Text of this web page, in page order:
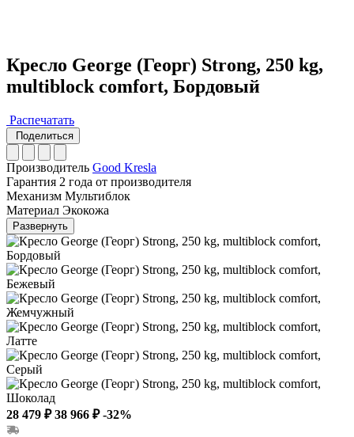
Кресло George (Георг) Strong, 250 kg,
multiblock comfort, Бордовый
Распечатать
Поделиться
Производитель Good Kresla
Гарантия 2 года от производителя
Механизм Мультиблок
Материал Экокожа
Развернуть
28 479 ₽ 38 966 ₽ -32%